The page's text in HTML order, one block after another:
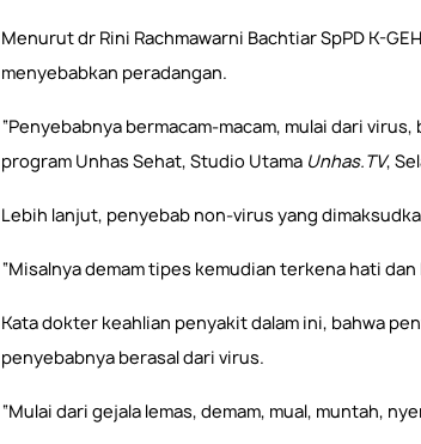
Menurut dr Rini Rachmawarni Bachtiar SpPD K-
menyebabkan peradangan.
“Penyebabnya bermacam-macam, mulai dari
program Unhas Sehat, Studio Utama Unhas.TV,
Lebih lanjut, penyebab non-virus yang
“Misalnya demam tipes kemudian terkena hati
Kata dokter keahlian penyakit dalam ini, bahwa
penyebabnya berasal dari virus.
“Mulai dari gejala lemas, demam, mual, muntah,